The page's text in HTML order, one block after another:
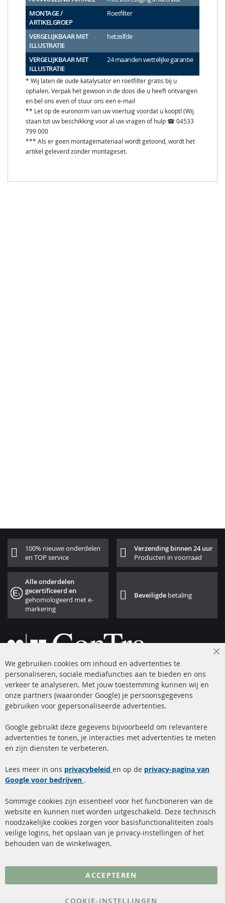
MONTAGE /
ARTIKELGROEP
Roetfilter
VERGELIJKBAAR MET
ILLUSTRATIE
hetzelfde
VERGELIJKBAAR MET
ILLUSTRATIE
24 maanden wettelijke garantie
* Wij laten de oude katalysator en roetfilter gratis bij u
ophalen. Verpak het gewoon in de doos die u heeft ontvangen
en bel ons even of stuur ons een e-mail
** Let op de euronorm van uw voertuig voordat u koopt! (Wij
staan tot uw beschikking voor al uw vragen of hulp ☎ 04533
799 000
*** Als er geen montagemateriaal wordt getoond, wordt het
artikel geleverd zonder montageset.
100% nieuwe onderdelen
en TOP service
Verzending binnen 24 uur
Producten in voorraad
Alle onderdelen
gecertificeerd en
gehomologeerd met e-
markering
Beveiligde betaling
+49 (0) 4533 799 00 0
ma-do: 09-17 u, vr Fr 09-16 u
info@contra-automotive.de
facebook
instagram
Snelle links
Roetfilter reiniging
Katalysator (KAT)
sensoren
FAQ
Kundenservice
Verzendingskosten
Contact
Annuleer contract
Gegevensbescherming
We gebruiken cookies om inhoud en advertenties te
personaliseren, sociale mediafuncties aan te bieden en ons
verkeer te analyseren. Met jouw toestemming kunnen wij en
onze partners (waaronder Google) je persoonsgegevens
gebruiken voor gepersonaliseerde advertenties.
Google gebruikt deze gegevens bijvoorbeeld om relevantere
advertenties te tonen, je interacties met advertenties te meten
en zijn diensten te verbeteren.
Lees meer in ons privacybeleid en op de privacy-pagina van
Google voor bedrijven .
Sommige cookies zijn essentieel voor het functioneren van de
website en kunnen niet worden uitgeschakeld. Deze technisch
noodzakelijke cookies zorgen voor basisfunctionaliteiten zoals
veilige logins, het opslaan van je privacy-instellingen of het
behouden van de winkelwagen.
ACCEPTEREN
COOKIE-INSTELLINGEN